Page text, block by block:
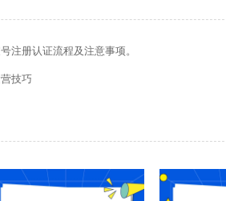
注册认证流程及注意事项。
技巧